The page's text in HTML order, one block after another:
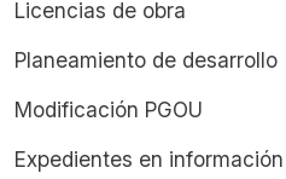
Licencias de obra
Planeamiento de desarrollo
Modificación PGOU
Expedientes en